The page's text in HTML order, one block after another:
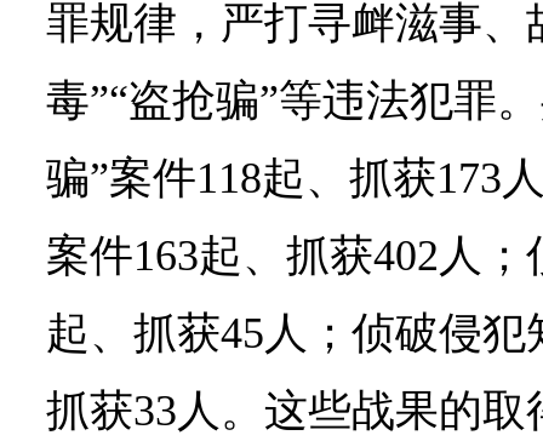
罪规律，严打寻衅滋事、
毒”“盗抢骗”等违法犯罪
骗”案件118起、抓获173
案件163起、抓获402人
起、抓获45人；侦破侵
抓获33人。这些战果的